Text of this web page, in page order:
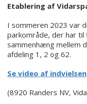
Etablering af
I sommeren 2023 var
parkområde, der har til
sammenhæng mellem
afdeling 1, 2 og 62.
Se video af indvielsen
(8920 Randers NV,